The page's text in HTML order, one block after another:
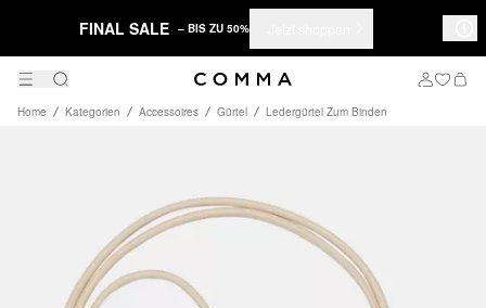
FINAL SALE – BIS ZU 50%
Home Kategorien Accessoires Gürtel Ledergürtel Zum Binden